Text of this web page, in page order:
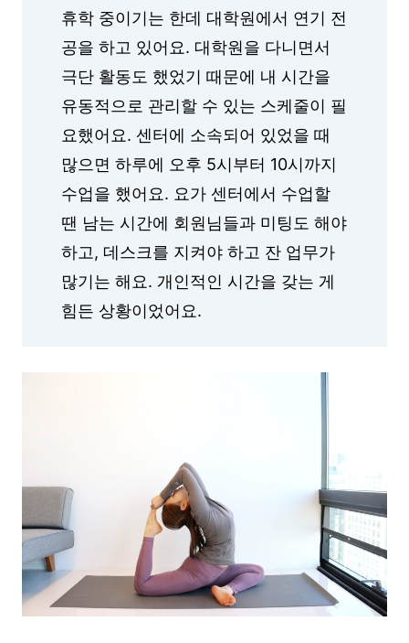
휴학 중이기는 한데 대학원에서 연기 전
공을 하고 있어요. 대학원을 다니면서
극단 활동도 했었기 때문에 내 시간을
유동적으로 관리할 수 있는 스케줄이 필
요했어요. 센터에 소속되어 있었을 때
많으면 하루에 오후 5시부터 10시까지
수업을 했어요. 요가 센터에서 수업할
땐 남는 시간에 회원님들과 미팅도 해야
하고, 데스크를 지켜야 하고 잔 업무가
많기는 해요. 개인적인 시간을 갖는 게
힘든 상황이었어요.